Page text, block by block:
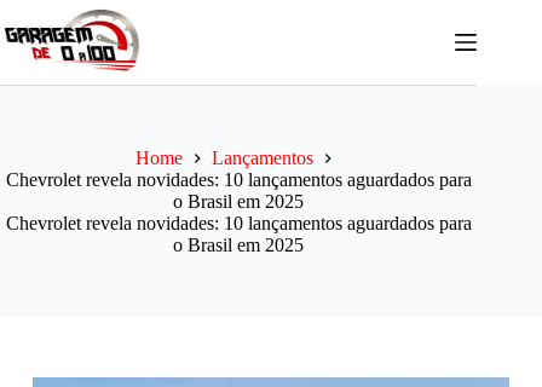
para
Home
Lançamentos
Chevrolet revela novidades: 10 lançamentos aguardados para
o Brasil em 2025
Chevrolet revela novidades: 10 lançamentos aguardados para
o Brasil em 2025